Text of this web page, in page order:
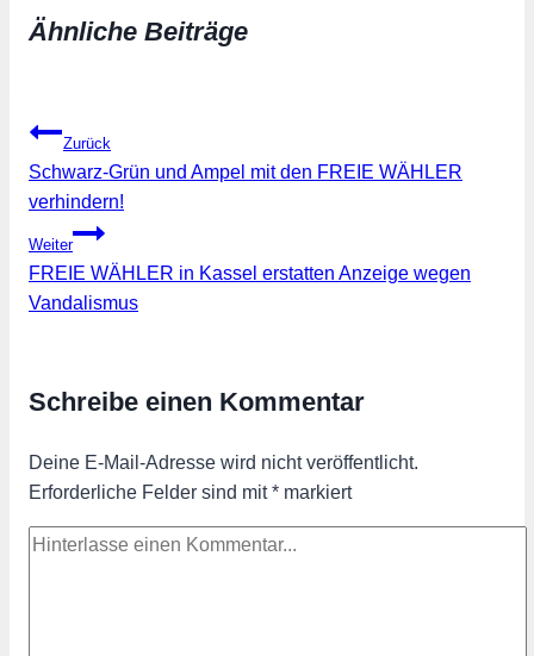
Ähnliche Beiträge
Beitragsnavigation
Zurück
Schwarz-Grün und Ampel mit den FREIE WÄHLER
verhindern!
Weiter
FREIE WÄHLER in Kassel erstatten Anzeige wegen
Vandalismus
Schreibe einen Kommentar
Deine E-Mail-Adresse wird nicht veröffentlicht.
Erforderliche Felder sind mit* markiert